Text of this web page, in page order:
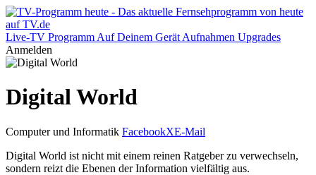
Live-TV Programm Auf Deinem Gerät Aufnahmen Upgrades
Anmelden
Digital World
Computer und Informatik FacebookXE-Mail
Digital World ist nicht mit einem reinen Ratgeber zu verwechseln,
sondern reizt die Ebenen der Information vielfältig aus.